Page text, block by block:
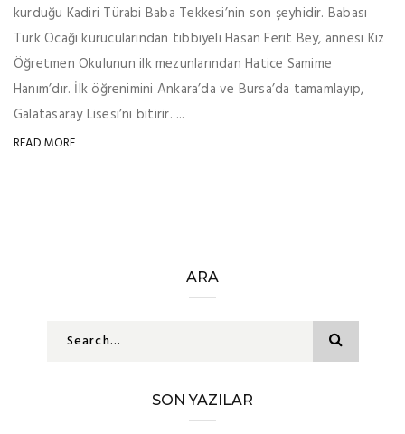
kurduğu Kadiri Türabi Baba Tekkesi’nin son şeyhidir. Babası
Türk Ocağı kurucularından tıbbiyeli Hasan Ferit Bey, annesi Kız
Öğretmen Okulunun ilk mezunlarından Hatice Samime
Hanım’dır. İlk öğrenimini Ankara’da ve Bursa’da tamamlayıp,
Galatasaray Lisesi’ni bitirir. ...
READ MORE
ARA
SON YAZILAR